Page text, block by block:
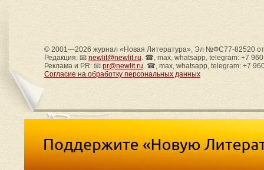
© 2001—2026 журнал «Новая Литература», Эл №ФС77-82520
Редакция: 📧 newlit@newlit.ru. ☎, max, whatsapp, telegram: +7
Реклама и PR: 📧 pr@newlit.ru. ☎, max, whatsapp, telegram: +7
Согласие на обработку персональных данных